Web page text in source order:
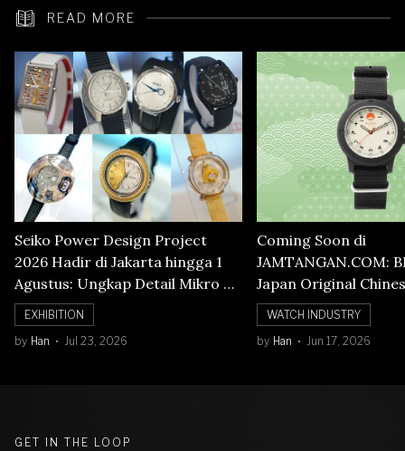
READ MORE
Seiko Power Design Project
2026 Hadir di Jakarta hingga 1
Agustus: Ungkap Detail Mikro di
Balik Seni Watchmaking
EXHIBITION
by Han Jul 23, 2026
Coming Soon di
JAMTANGAN.COM:
Japan Original
Numerals Watch
WATCH INDUSTRY
by Han Jun 17, 2026
GET IN THE LOOP